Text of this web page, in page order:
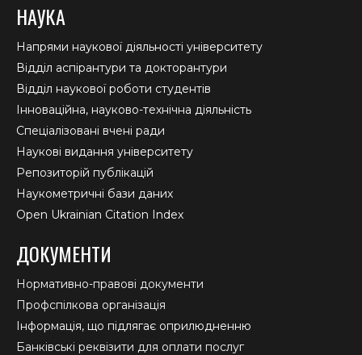
НАУКА
Напрями наукової діяльності університету
Відділ аспірантури та докторантури
Відділ наукової роботи студентів
Інноваційна, науково-технічна діяльність
Спеціалізовані вчені ради
Наукові видання університету
Репозиторій публікацій
Наукометричні бази даних
Open Ukrainian Citation Index
ДОКУМЕНТИ
Нормативно-правові документи
Профспілкова організація
Інформація, що підлягає оприлюдненню
Банківські реквізити для оплати послуг